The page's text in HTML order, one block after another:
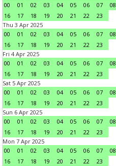
00
01 02 03 04 05 06 07 08
16
17 18 19 20 21 22
23
Thu 3 Apr 2025
00
01 02 03 04 05 06 07 08
16
17 18 19 20 21 22
23
Fri 4 Apr 2025
00
01 02 03 04 05 06 07 08
16
17 18 19 20 21 22
23
Sat 5 Apr 2025
00
01 02 03 04 05 06 07 08
16
17 18 19 20 21 22
23
Sun 6 Apr 2025
00
01 02 03 04 05 06 07 08
16
17 18 19 20 21 22
23
Mon 7 Apr 2025
00
01 02 03 04 05 06 07 08
16
17 18 19 20 21 22
23